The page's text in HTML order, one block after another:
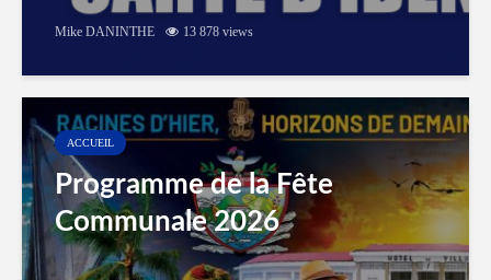
Mike DANINTHE 13 878 views
ACCUEIL
Programme de la Fête
Communale 2026